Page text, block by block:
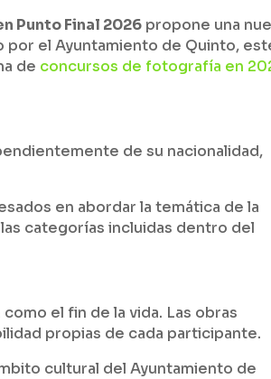
Punto Final 2026 propone una
por el Ayuntamiento de Quinto,
de concursos de fotografía en
de su nacionalidad,
en abordar la temática de la
categorías incluidas dentro del
el fin de la vida. Las obras
propias de cada participante.
cultural del Ayuntamiento de